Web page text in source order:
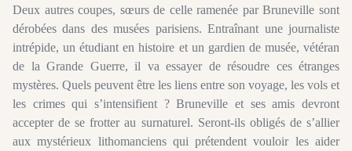
Deux autres coupes, sœurs de celle ramenée par Bruneville sont
dérobées dans des musées parisiens. Entraînant une journaliste
intrépide, un étudiant en histoire et un gardien de musée, vétéran
de la Grande Guerre, il va essayer de résoudre ces étranges
mystères. Quels peuvent être les liens entre son voyage, les vols et
les crimes qui s’intensifient ? Bruneville et ses amis devront
accepter de se frotter au surnaturel. Seront-ils obligés de s’allier
aux mystérieux lithomanciens qui prétendent vouloir les aider